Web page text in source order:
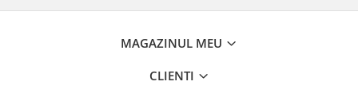
MAGAZINUL MEU
CLIENTI